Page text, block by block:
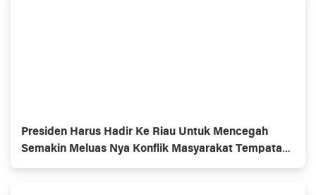
Presiden Harus Hadir Ke Riau Untuk Mencegah
Semakin Meluas Nya Konflik Masyarakat Tempatan
Dan Penerima KSO